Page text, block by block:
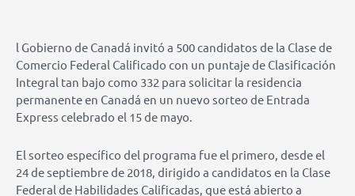
l Gobierno de Canadá invitó a 500 candidatos de la Clase de
Comercio Federal Calificado con un puntaje de Clasificación
Integral tan bajo como 332 para solicitar la residencia
permanente en Canadá en un nuevo sorteo de Entrada
Express celebrado el 15 de mayo.
El sorteo específico del programa fue el primero, desde el
24 de septiembre de 2018, dirigido a candidatos en la Clase
Federal de Habilidades Calificadas, que está abierto a